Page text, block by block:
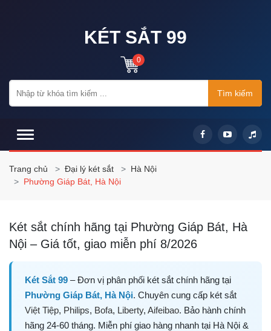
KÉT SẮT 99
0
Tìm kiếm
Trang chủ Đại lý két sắt
Hà Nội
Phường Giáp Bát, Hà Nội
Két sắt chính hãng tại Phường Giáp Bát, Hà
Nội – Giá tốt, giao miễn phí 8/2026
Két Sắt 99 – Đơn vị phân phối két sắt chính hãng tại
Phường Giáp Bát, Hà Nội. Chuyên cung cấp két sắt
Việt Tiệp, Philips, Bofa, Liberty, Aifeibao. Bảo hành chính
hãng 24-60 tháng. Miễn phí giao hàng nhanh tại Hà Nội &